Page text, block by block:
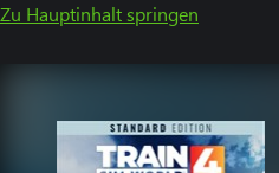
Zu Hauptinhalt springen